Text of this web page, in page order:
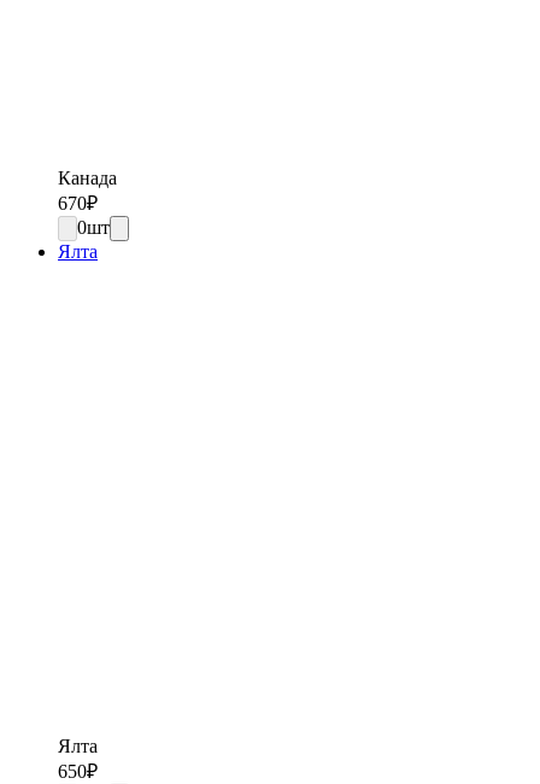
Канада
670₽
0шт
Ялта
Ялта
650₽